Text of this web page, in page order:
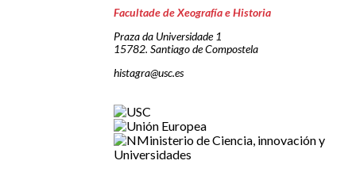
Facultade de Xeografía e Historia
Praza da Universidade 1
15782. Santiago de Compostela
histagra@usc.es